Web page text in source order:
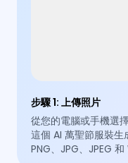
步驟 1:上傳照片
從您的電腦或手機選
這個 AI 萬聖節服裝
PNG、JPG、JPEG 和